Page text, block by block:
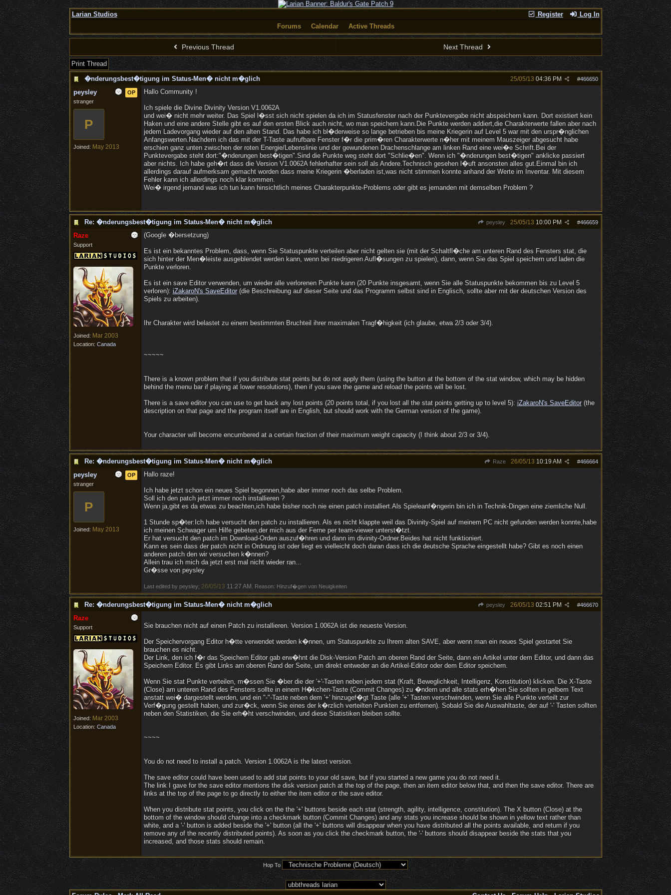
Register Log In
Larian Studios
Forums
Calendar Active Threads
Previous Thread Next Thread
Print Thread
�nderungsbest�tigung im Status-Men� nicht m�glich
#466650
25/05/13 04:36 PM
OP
peysley
stranger
P
Joined: May 2013
Hallo Community !
Ich spiele die Divine Divinity Version V1.0062A
und wei� nicht mehr weiter. Das Spiel l�sst sich nicht spielen da ich im Statusfenster nach der Punktevergabe nicht abspeichern kann. Dort existiert kein
Haken und eine andere Stelle gibt es auf den ersten Blick auch nicht, wo man speichern kann.Die Punkte werden addiert,die Charakterwerte fallen aber nach
jedem Ladevorgang wieder auf den alten Stand. Das habe ich bl�derweise so lange betrieben bis meine Kriegerin auf Level 5 war mit den urspr�nglichen
Anfangswerten.Nachdem ich das mit der T-Taste aufrufbare Fenster f�r die prim�ren Charakterwerte n�her mit meinem Mauszeiger abgesucht habe
erschien ganz unten zwischen der roten Energie/Lebenslinie und der gewundenen Drachenschlange am linken Rand eine wei�e Schrift.Bei der
Punktevergabe steht dort:"�nderungen best�tigen".Sind die Punkte weg steht dort "Schlie�en". Wenn ich "�nderungen best�tigen" anklicke passiert
aber nichts. Ich habe geh�rt dass die Version V1.0062A fehlerhafter sein soll als Andere.Technisch gesehen l�uft ansonsten alles gut.Einmal bin ich
allerdings darauf aufmerksam gemacht worden dass meine Kriegerin �berladen ist,was nicht stimmen konnte anhand der Werte im Inventar. Mit diesem
Fehler kann ich allerdings noch klar kommen.
Wei� irgend jemand was ich tun kann hinsichtlich meines Charakterpunkte-Problems oder gibt es jemanden mit demselben Problem ?
Re: �nderungsbest�tigung im Status-Men� nicht m�glich peysley #466659
25/05/13 10:00 PM
Raze
Support
Joined: Mar 2003
Location: Canada
(Google �bersetzung)
Es ist ein bekanntes Problem, dass, wenn Sie Statuspunkte verteilen aber nicht gelten sie (mit der Schaltfl�che am unteren Rand des Fensters stat, die
sich hinter der Men�leiste ausgeblendet werden kann, wenn bei niedrigeren Aufl�sungen zu spielen), dann, wenn Sie das Spiel speichern und laden die
Punkte verloren.
Es ist ein save Editor verwenden, um wieder alle verlorenen Punkte kann (20 Punkte insgesamt, wenn Sie alle Statuspunkte bekommen bis zu Level 5
verloren): iZakaroN's SaveEditor(die Beschreibung auf dieser Seite und das Programm selbst sind in Englisch, sollte aber mit der deutschen Version des
Spiels zu arbeiten).
Ihr Charakter wird belastet zu einem bestimmten Bruchteil ihrer maximalen Tragf�higkeit (ich glaube, etwa 2/3 oder 3/4).
~~~~~
There is a known problem that if you distribute stat points but do not apply them (using the button at the bottom of the stat window, which may be hidden
behind the menu bar if playing at lower resolutions), then if you save the game and reload the points will be lost.
There is a save editor you can use to get back any lost points (20 points total, if you lost all the stat points getting up to level 5): iZakaroN's SaveEditor(the
description on that page and the program itself are in English, but should work with the German version of the game).
Your character will become encumbered at a certain fraction of their maximum weight capacity (I think about 2/3 or 3/4).
Re: �nderungsbest�tigung im Status-Men� nicht m�glich Raze #466664
26/05/13 10:19 AM
OP
peysley
stranger
P
Joined: May 2013
Hallo raze!
Ich habe jetzt schon ein neues Spiel begonnen,habe aber immer noch das selbe Problem.
Soll ich den patch jetzt immer noch installieren ?
Wenn ja,gibt es da etwas zu beachten,ich habe bisher noch nie einen patch installiert.Als Spieleanf�ngerin bin ich in Technik-Dingen eine ziemliche Null.
1 Stunde sp�ter:Ich habe versucht den patch zu installieren. Als es nicht klappte weil das Divinity-Spiel auf meinem PC nicht gefunden werden konnte,habe
ich meinen Schwager um Hilfe gebeten,der mich aus der Ferne per team-viewer unterst�tzt.
Er hat versucht den patch im Download-Orden auszuf�hren und dann im divinity-Ordner.Beides hat nicht funktioniert.
Kann es sein dass der patch nicht in Ordnung ist oder liegt es vielleicht doch daran dass ich die deutsche Sprache eingestellt habe? Gibt es noch einen
anderen patch den wir versuchen k�nnen?
Allein trau ich mich da jetzt erst mal nicht wieder ran...
Gr�sse von peysley
Last edited by peysley; 26/05/13 11:27 AM . Reason: Hinzuf�gen von Neuigkeiten
Re: �nderungsbest�tigung im Status-Men� nicht m�glich peysley #466670
26/05/13 02:51 PM
Raze
Support
Joined: Mar 2003
Location: Canada
Sie brauchen nicht auf einen Patch zu installieren. Version 1.0062A ist die neueste Version.
Der Speichervorgang Editor h�tte verwendet werden k�nnen, um Statuspunkte zu Ihrem alten SAVE, aber wenn man ein neues Spiel gestartet Sie
brauchen es nicht.
Der Link, den ich f�r das Speichern Editor gab erw�hnt die Disk-Version Patch am oberen Rand der Seite, dann ein Artikel unter dem Editor, und dann das
Speichern Editor. Es gibt Links am oberen Rand der Seite, um direkt entweder an die Artikel-Editor oder dem Editor speichern.
Wenn Sie stat Punkte verteilen, m�ssen Sie �ber die der '+'-Tasten neben jedem stat (Kraft, Beweglichkeit, Intelligenz, Konstitution) klicken. Die X-Taste
(Close) am unteren Rand des Fensters sollte in einem H�kchen-Taste (Commit Changes) zu �ndern und alle stats erh�hen Sie sollten in gelbem Text
anstatt wei� dargestellt werden, und ein "-"-Taste neben dem '+' hinzugef�gt Taste (alle '+' Tasten verschwinden, wenn Sie alle Punkte verteilt zur
Verf�gung gestellt haben, und zur�ck, wenn Sie eines der k�rzlich verteilten Punkten zu entfernen). Sobald Sie die Auswahltaste, der auf '-' Tasten sollten
neben den Statistiken, die Sie erh�ht verschwinden, und diese Statistiken bleiben sollte.
~~~~
You do not need to install a patch. Version 1.0062A is the latest version.
The save editor could have been used to add stat points to your old save, but if you started a new game you do not need it.
The link I gave for the save editor mentions the disk version patch at the top of the page, then an item editor below that, and then the save editor. There are
links at the top of the page to go directly to either the item editor or the save editor.
When you distribute stat points, you click on the the '+' buttons beside each stat (strength, agility, intelligence, constitution). The X button (Close) at the
bottom of the window should change into a checkmark button (Commit Changes) and any stats you increase should be shown in yellow text rather than
white, and a '-' button is added beside the '+' button (all the '+' buttons will disappear when you have distributed all the points available, and return if you
remove any of the recently distributed points). As soon as you click the checkmark button, the '-' buttons should disappear beside the stats that you
increased, and those stats should remain.
Hop To